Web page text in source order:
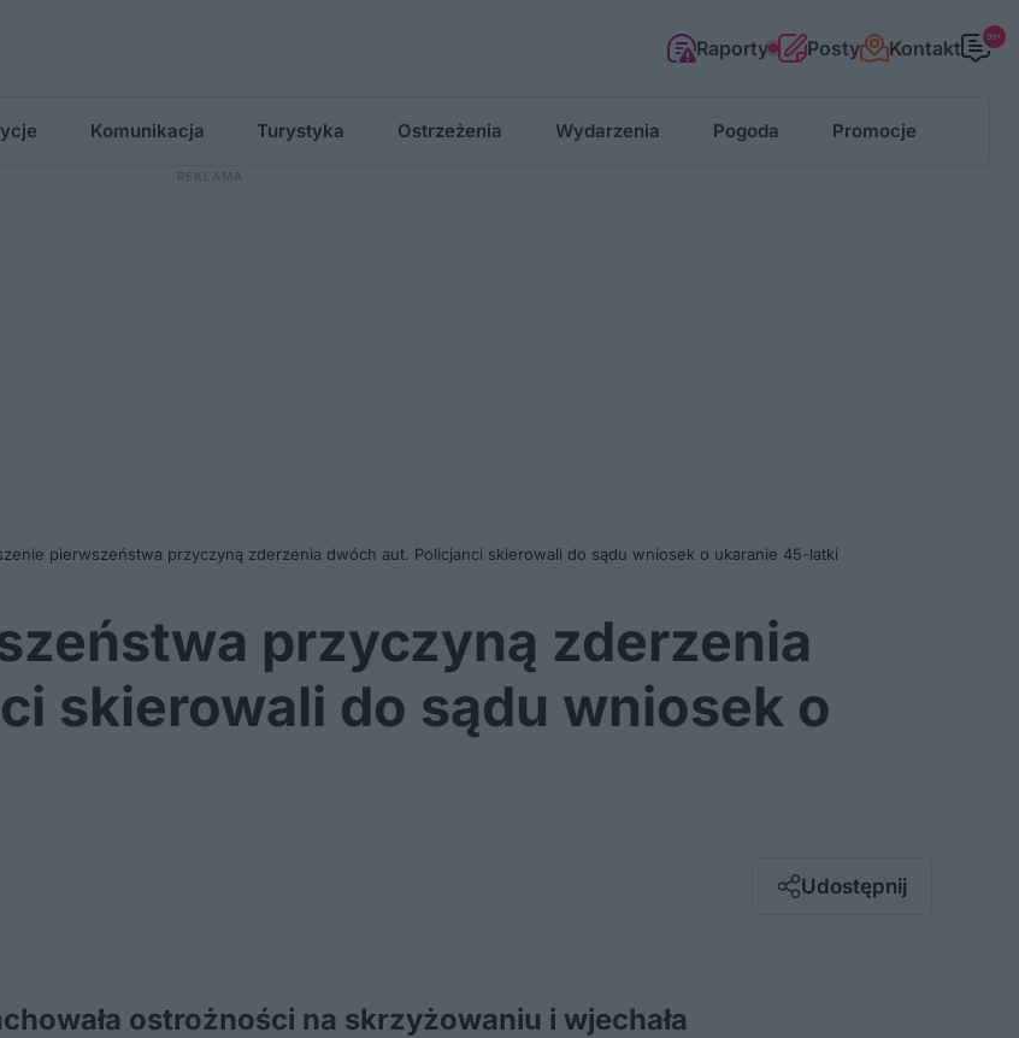
Raporty Posty Kontakt 99+
Komunikacja Turystyka Ostrzeżenia Wydarzenia Pogoda Promocje
pierwszeństwa przyczyną zderzenia dwóch aut. Policjanci skierowali do sądu wniosek o ukaranie 45-latki
przyczyną zderzenia
skierowali do sądu wniosek o
Udostępnij
Messenger
ostrożności na skrzyżowaniu i wjechała